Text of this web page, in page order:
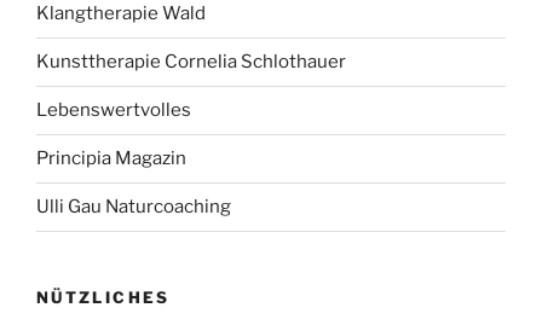
Klangtherapie Wald
Kunsttherapie Cornelia Schlothauer
Lebenswertvolles
Principia Magazin
Ulli Gau Naturcoaching
NÜTZLICHES